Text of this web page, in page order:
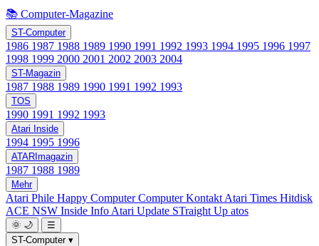
📚 Computer-Magazine
ST-Computer
1986 1987 1988 1989 1990 1991 1992 1993 1994 1995 1996 1997
1998 1999 2000 2001 2002 2003 2004
ST-Magazin
1987 1988 1989 1990 1991 1992 1993
TOS
1990 1991 1992 1993
Atari Inside
1994 1995 1996
ATARImagazin
1987 1988 1989
Mehr
Atari Phile Happy ComputerComputer Kontakt Atari Times Hitdisk
ACE NSW Inside Info Atari Update STraight Up atos
🌞 🌙
☰
ST-Computer ▾